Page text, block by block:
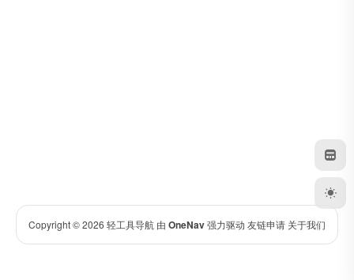
Copyright © 2026 轻工具导航 由 OneNav强力驱动 友链申请 关于我们